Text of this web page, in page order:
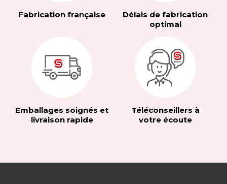
Fabrication française
Délais de fabrication
optimal
Emballages soignés et
livraison rapide
Téléconseillers à
votre écoute